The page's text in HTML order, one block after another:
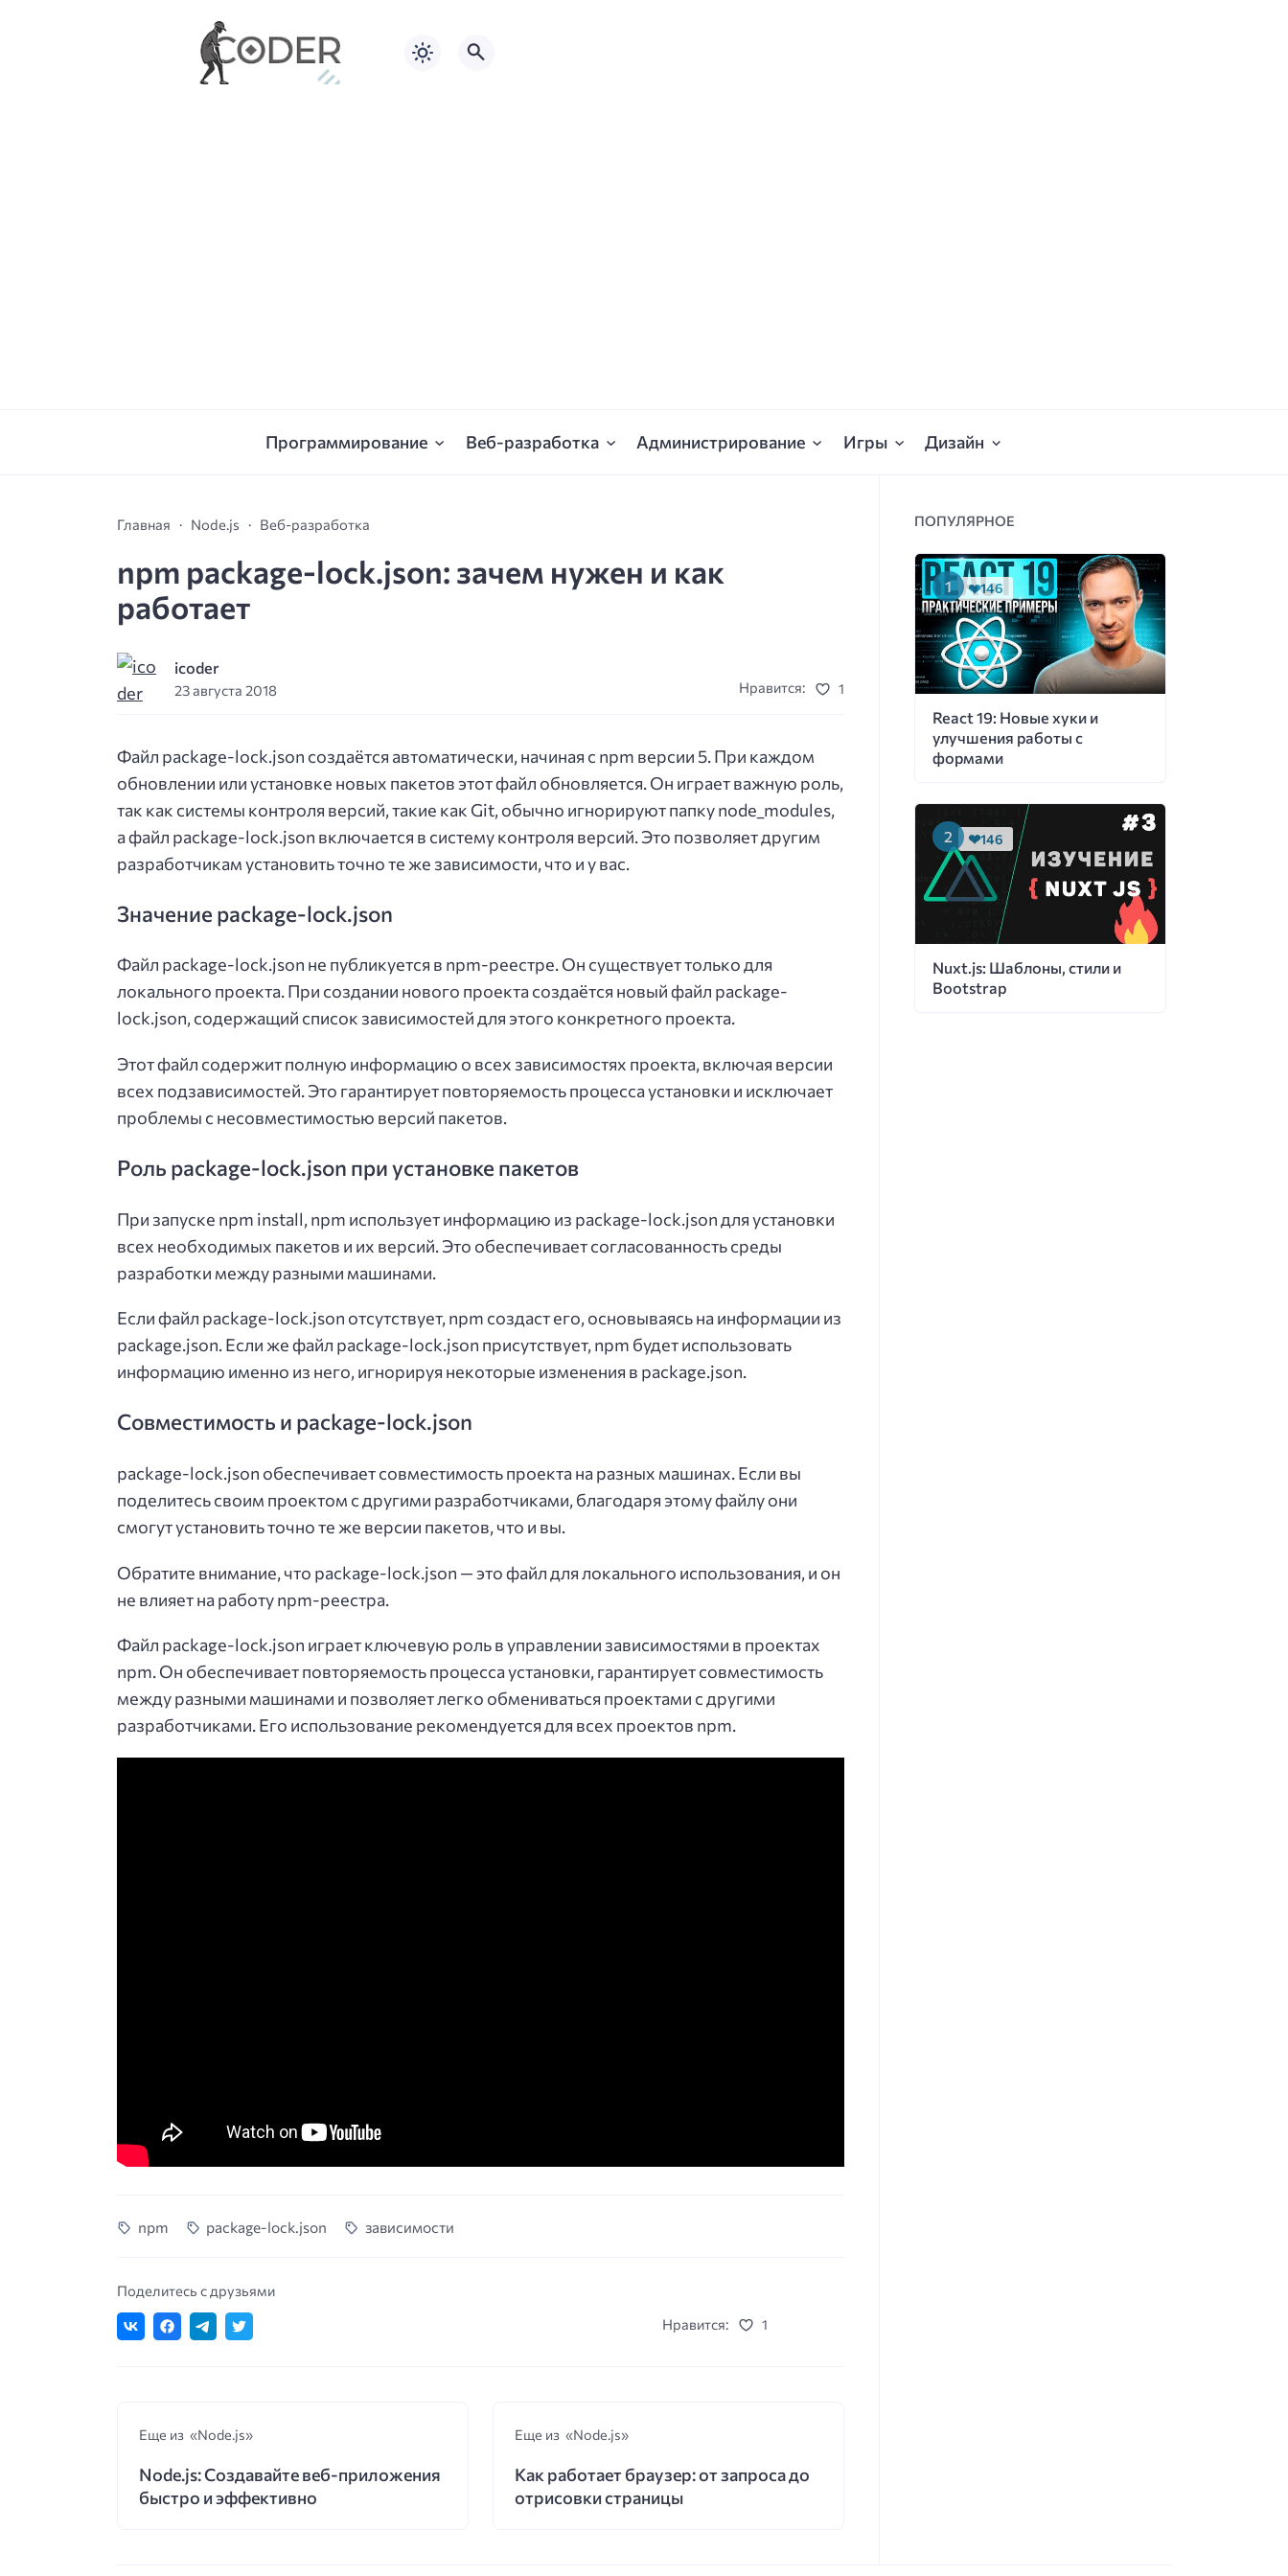
Программирование Веб-разработка Администрирование Игры Дизайн
Главная Node.js Веб-разработка
npm package-lock.json: зачем нужен и как
работает
icoder
23 августа 2018 Нравится: 1
Файл package-lock.json создаётся автоматически, начиная с npm версии 5. При каждом
обновлении или установке новых пакетов этот файл обновляется. Он играет важную роль,
так как системы контроля версий, такие как Git, обычно игнорируют папку node_modules,
а файл package-lock.json включается в систему контроля версий. Это позволяет другим
разработчикам установить точно те же зависимости, что и у вас.
Значение package-lock.json
Файл package-lock.json не публикуется в npm-реестре. Он существует только для
локального проекта. При создании нового проекта создаётся новый файл package-
lock.json, содержащий список зависимостей для этого конкретного проекта.
Этот файл содержит полную информацию о всех зависимостях проекта, включая версии
всех подзависимостей. Это гарантирует повторяемость процесса установки и исключает
проблемы с несовместимостью версий пакетов.
Роль package-lock.json при установке пакетов
При запуске npm install, npm использует информацию из package-lock.json для установки
всех необходимых пакетов и их версий. Это обеспечивает согласованность среды
разработки между разными машинами.
Если файл package-lock.json отсутствует, npm создаст его, основываясь на информации из
package.json. Если же файл package-lock.json присутствует, npm будет использовать
информацию именно из него, игнорируя некоторые изменения в package.json.
Совместимость и package-lock.json
package-lock.json обеспечивает совместимость проекта на разных машинах. Если вы
поделитесь своим проектом с другими разработчиками, благодаря этому файлу они
смогут установить точно те же версии пакетов, что и вы.
Обратите внимание, что package-lock.json — это файл для локального использования, и он
не влияет на работу npm-реестра.
Файл package-lock.json играет ключевую роль в управлении зависимостями в проектах
npm. Он обеспечивает повторяемость процесса установки, гарантирует совместимость
между разными машинами и позволяет легко обмениваться проектами с другими
разработчиками. Его использование рекомендуется для всех проектов npm.
npm package-lock.json зависимости
Поделитесь с друзьями
Нравится:
1
Еще из «Node.js»
Node.js: Создавайте веб-приложения
быстро и эффективно
Еще из «Node.js»
Как работает браузер: от запроса до
отрисовки страницы
ПОПУЛЯРНОЕ
React 19: Новые хуки и
улучшения работы с
формами
146
Nuxt.js: Шаблоны, стили и
Bootstrap
146